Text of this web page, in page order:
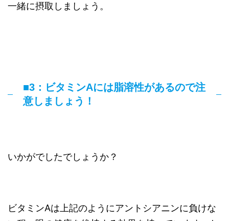
一緒に摂取しましょう。
■3：ビタミンAには脂溶性があるので注
意しましょう！
いかがでしたでしょうか？
ビタミンAは上記のようにアントシアニンに負けな